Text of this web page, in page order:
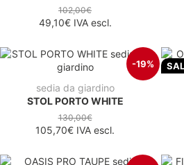
102,00€
49,10€IVA escl.
-19%
sedia da giardino
STOL PORTO WHITE
130,00€
105,70€ IVA escl.